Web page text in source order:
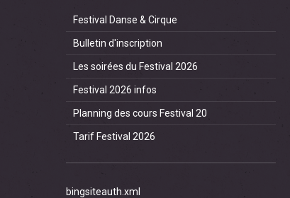
Festival Danse & Cirque
Bulletin d'inscription
Les soirées du Festival 2026
Festival 2026 infos
Planning des cours Festival 20
Tarif Festival 2026
bingsiteauth.xml